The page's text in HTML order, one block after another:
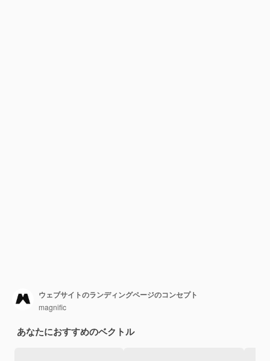
ウェブサイトのランディングページのコンセプト
magnific
あなたにおすすめのベクトル